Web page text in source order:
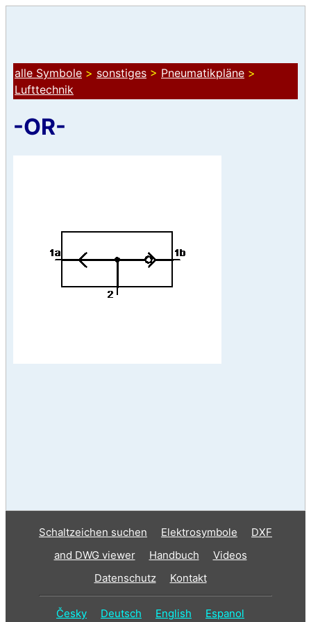
alle Symbole > sonstiges > Pneumatikpläne >
Lufttechnik
-OR-
Schaltzeichen suchen Elektrosymbole
DXF
and DWG viewer
Handbuch
Videos
Datenschutz
Kontakt
Česky Deutsch English Espanol